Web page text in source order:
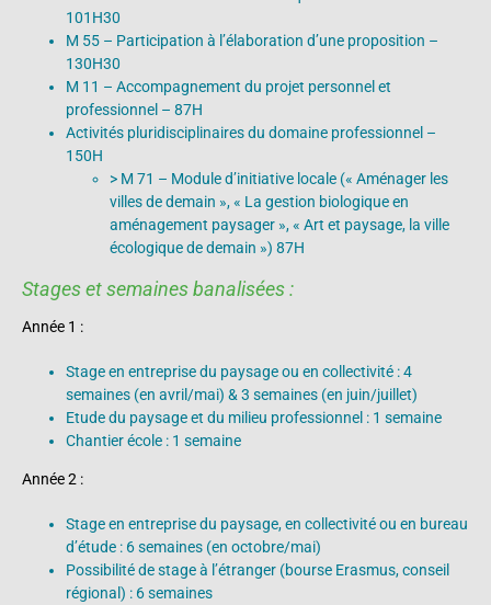
101H30
M 55 – Participation à l’élaboration d’une proposition –
130H30
M 11 – Accompagnement du projet personnel et
professionnel – 87H
Activités pluridisciplinaires du domaine professionnel –
150H
> M 71 – Module d’initiative locale (« Aménager les
villes de demain », « La gestion biologique en
aménagement paysager », « Art et paysage, la ville
écologique de demain ») 87H
Stages et semaines banalisées :
Année 1 :
Stage en entreprise du paysage ou en collectivité : 4
semaines (en avril/mai) & 3 semaines (en juin/juillet)
Etude du paysage et du milieu professionnel : 1 semaine
Chantier école : 1 semaine
Année 2 :
Stage en entreprise du paysage, en collectivité ou en bureau
d’étude : 6 semaines (en octobre/mai)
Possibilité de stage à l’étranger (bourse Erasmus, conseil
régional) : 6 semaines